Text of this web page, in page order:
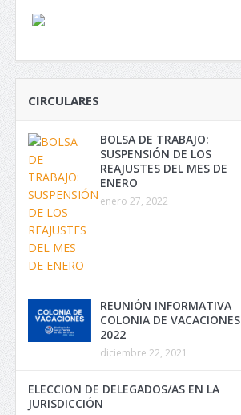
CIRCULARES
BOLSA DE TRABAJO:
SUSPENSIÓN DE LOS
REAJUSTES DEL MES DE
ENERO
enero 27, 2022
REUNIÓN INFORMATIVA
COLONIA DE VACACIONES
2022
diciembre 22, 2021
ELECCION DE DELEGADOS/AS EN LA
JURISDICCIÓN